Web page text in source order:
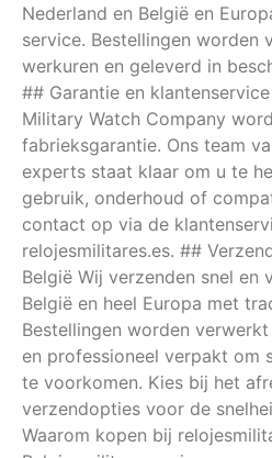
Nederland en België en
service. Bestellingen worden
werkuren en geleverd in
## Garantie en
Military Watch Company
fabrieksgarantie. Ons team
experts staat klaar om u te
gebruik, onderhoud of
contact op via de
relojesmilitares.es. ##
België Wij verzenden snel en
België en heel Europa met
Bestellingen worden
en professioneel verpakt om
te voorkomen. Kies bij het
verzendopties voor de
Waarom kopen bij